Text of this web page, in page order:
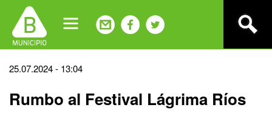
navigation
Back
top
25.07.2024 - 13:04
Rumbo al Festival Lágrima Ríos